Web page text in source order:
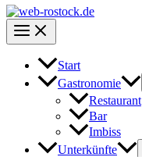
Start
Gastronomie
Restaurant
Bar
Imbiss
Unterkünfte